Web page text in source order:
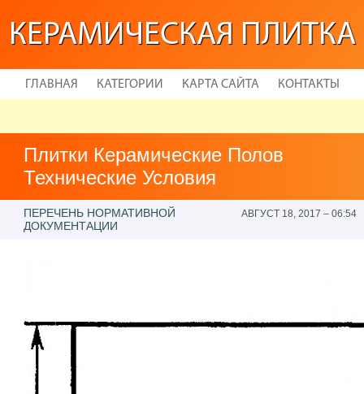
КЕРАМИЧЕСКАЯ ПЛИТКА
ГЛАВНАЯ КАТЕГОРИИ КАРТА САЙТА КОНТАКТЫ
Плитки Керамические Полов
Технические Условия
ПЕРЕЧЕНЬ НОРМАТИВНОЙ
ДОКУМЕНТАЦИИ
АВГУСТ 18, 2017 – 06:54